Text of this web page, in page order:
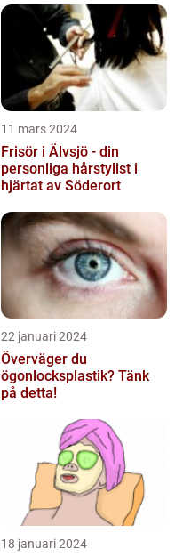
11 mars 2024
Frisör i Älvsjö - din
personliga hårstylist i
hjärtat av Söderort
22 januari 2024
Överväger du
ögonlocksplastik? Tänk
på detta!
18 januari 2024